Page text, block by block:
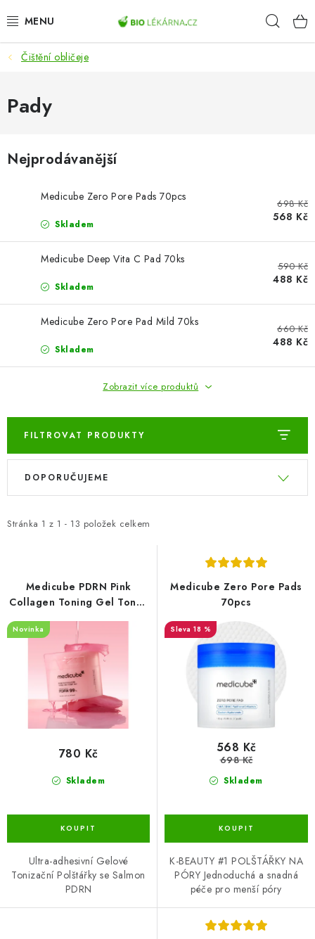
na
AKCE
DOPLŇKY STRAVY
SPORT
PŘÍSTROJE
ZDRAVOTNÍ OKRUHY
ZNAČKY
Odborný garant MUDr. Monika Klaudysová
Čištění obličeje
Pady
Nejprodávanější
Medicube Zero Pore Pads 70pcs
Skladem
698 Kč
568 Kč
Medicube Deep Vita C Pad 70ks
Skladem
590 Kč
488 Kč
Medicube Zero Pore Pad Mild 70ks
Skladem
660 Kč
488 Kč
Zobrazit více produktů
FILTROVAT PRODUKTY
V
i
o
d
u
Stránka 1 z 1 - 13 položek celkem
Ř
e
r
o
d
DOPORUČUJEME
Medicube PDRN Pink
Collagen Toning Gel Toner
Pad 70ks
Novinka
Skladem
780 Kč
Ultra-adhesivní Gelové
Tonizační Polštářky se Salmon
PDRN
Medicube Zero Pore Pads
70pcs
18 %
Skladem
568 Kč
698 Kč
K-BEAUTY #1 POLŠTÁŘKY NA
PÓRY Jednoduchá a snadná
péče pro menší póry